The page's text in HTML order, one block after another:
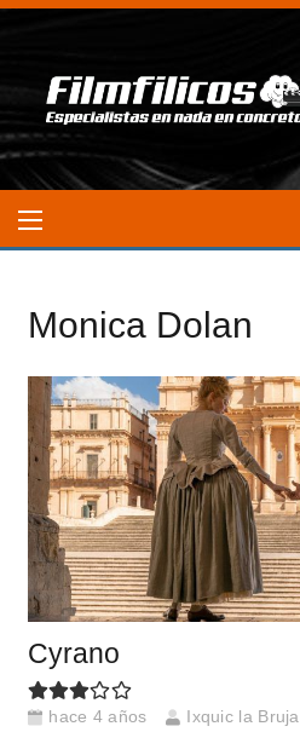
Monica Dolan
Cyrano
hace 4 años Ixquic la Bruja